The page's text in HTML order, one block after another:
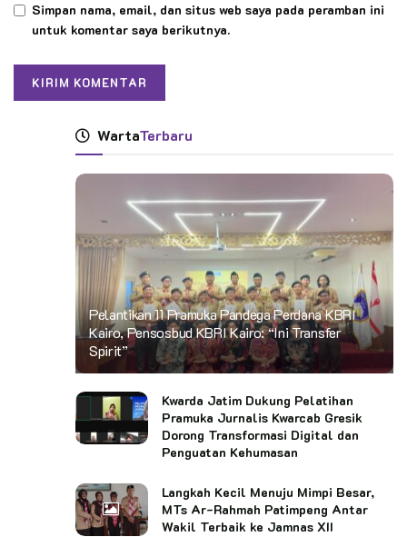
Simpan nama, email, dan situs web saya pada peramban ini
untuk komentar saya berikutnya.
WartaTerbaru
Pelantikan 11 Pramuka Pandega Perdana KBRI
Kairo, Pensosbud KBRI Kairo: “Ini Transfer
Spirit”
Kwarda Jatim Dukung Pelatihan
Pramuka Jurnalis Kwarcab Gresik
Dorong Transformasi Digital dan
Penguatan Kehumasan
Langkah Kecil Menuju Mimpi Besar,
MTs Ar-Rahmah Patimpeng Antar
Wakil Terbaik ke Jamnas XII